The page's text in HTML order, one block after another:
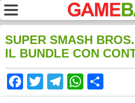
SUPER SMASH
IL BUNDLE CON
Facebook
TwitterTelegram